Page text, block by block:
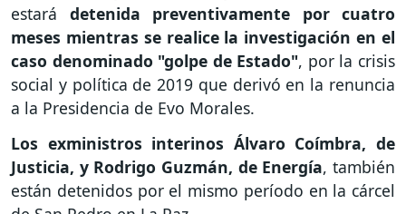
estará detenida preventivamente por cuatro
meses mientras se realice la investigación en el
caso denominado "golpe de Estado", por la crisis
social y política de 2019 que derivó en la renuncia
a la Presidencia de Evo Morales.
Los exministros interinos Álvaro Coímbra, de
Justicia, y Rodrigo Guzmán, de Energía, también
están detenidos por el mismo período en la cárcel